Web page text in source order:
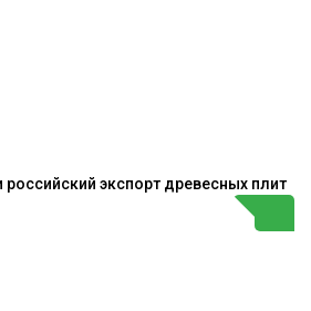
российский экспорт древесных плит